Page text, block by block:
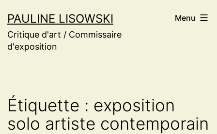
au
contenu
PAULINE LISOWSKI
Critique d'art / Commissaire
d'exposition
Menu
Étiquette : exposition
solo artiste contemporain